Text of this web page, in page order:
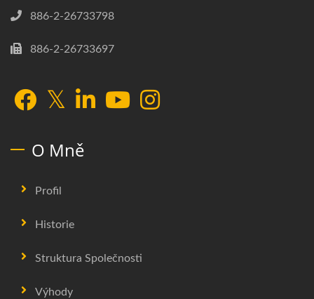
886-2-26733798
886-2-26733697
O Mně
Profil
Historie
Struktura Společnosti
Výhody